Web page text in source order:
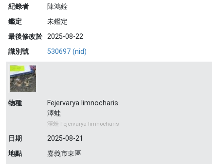
紀錄者
陳鴻銓
鑑定
未鑑定
最後修改於 2025-08-22
識別號
530697 (nid)
物種
Fejervarya limnocharis
澤蛙
澤蛙 Fejervarya limnocharis
日期
2025-08-21
地點
嘉義市東區